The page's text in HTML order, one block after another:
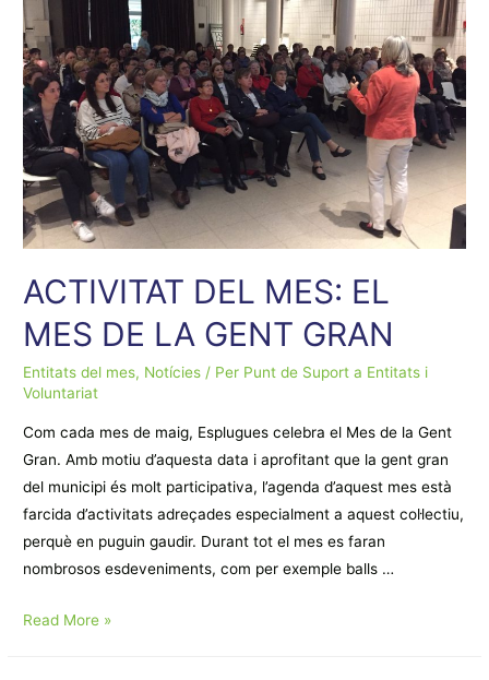
ACTIVITAT DEL MES: EL
MES DE LA GENT GRAN
Entitats del mes, Notícies / Per Punt de Suport a Entitats i
Voluntariat
Com cada mes de maig, Esplugues celebra el Mes de la Gent
Gran. Amb motiu d’aquesta data i aprofitant que la gent gran
del municipi és molt participativa, l’agenda d’aquest mes està
farcida d’activitats adreçades especialment a aquest col·lectiu,
perquè en puguin gaudir. Durant tot el mes es faran
nombrosos esdeveniments, com per exemple balls …
ACTIVITAT
Read More »